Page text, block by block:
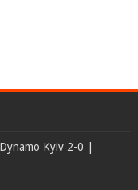
Kyiv 2-0 |